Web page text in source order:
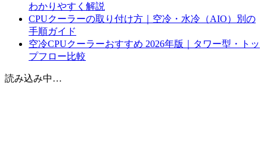
わかりやすく解説
CPUクーラーの取り付け方｜空冷・水冷（AIO）別の
手順ガイド
空冷CPUクーラーおすすめ 2026年版｜タワー型・トッ
プフロー比較
読み込み中…